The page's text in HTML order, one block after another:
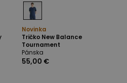
Novinka
Tričko New Balance
Tournament
Pánska
55,00 €